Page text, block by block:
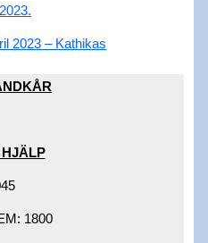
2023 – Kathikas
1800